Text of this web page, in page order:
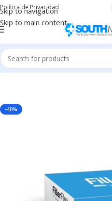
Skip to navigation
Skip to main content
Política de Privacidad
Inicio Microcánulas
-40%